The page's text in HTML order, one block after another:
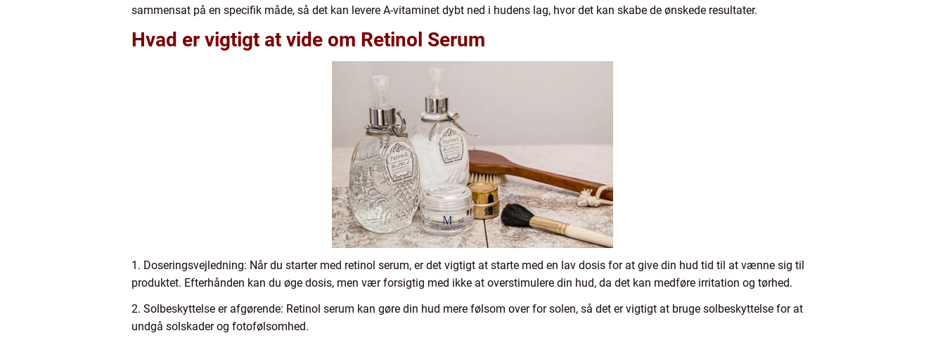
sammensat på en specifik måde, så det kan levere A-vitaminet dybt ned i hudens lag, hvor det kan skabe de ønskede resultater.
Hvad er vigtigt at vide om Retinol Serum
1. Doseringsvejledning: Når du starter med retinol serum, er det vigtigt at starte med en lav dosis for at give din hud tid til at vænne sig til
produktet. Efterhånden kan du øge dosis, men vær forsigtig med ikke at overstimulere din hud, da det kan medføre irritation og tørhed.
2. Solbeskyttelse er afgørende: Retinol serum kan gøre din hud mere følsom over for solen, så det er vigtigt at bruge solbeskyttelse for at
undgå solskader og fotofølsomhed.